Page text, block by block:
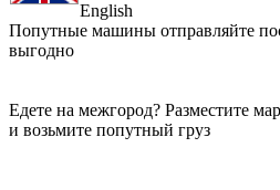
English
Попутные машины отправляйте
выгодно
Едете на межгород? Разместите
и возьмите попутный груз